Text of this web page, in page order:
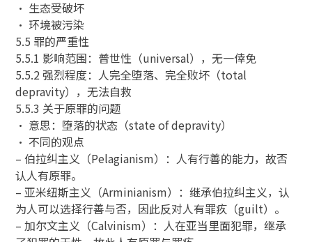
• 生态受破坏
• 环境被污染
5.5 罪的严重性
5.5.1 影响范围：普世性（universal），无一倖免
5.5.2 强烈程度：人完全堕落、完全败坏（total
depravity），无法自救
5.5.3 关于原罪的问题
• 意思：堕落的状态（state of depravity）
• 不同的观点
– 伯拉纠主义（Pelagianism）：人有行善的能力，故否
认人有原罪。
– 亚米纽斯主义（Arminianism）：继承伯拉纠主义，认
为人可以选择行善与否，因此反对人有罪疚（guilt）。
– 加尔文主义（Calvinism）：人在亚当里面犯罪，继承